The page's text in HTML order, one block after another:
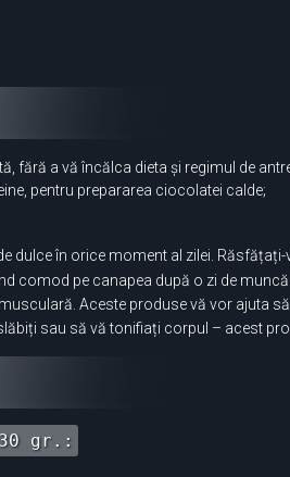
fără a vă încălca dieta și regimul de
pentru prepararea ciocolatei calde;
dulce în orice moment al zilei.
comod pe canapea după o zi de muncă.
Aceste produse vă vor ajuta
sau să vă tonifiați corpul – acest
gr.: